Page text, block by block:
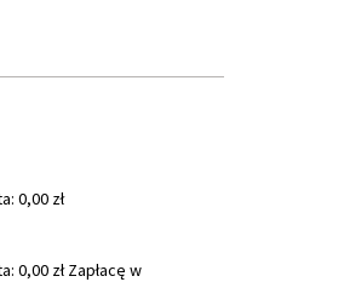
0,00 zł
0,00 zł Zapłacę w